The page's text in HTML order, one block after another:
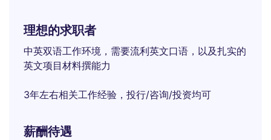
理想的求职者
中英双语工作环境，需要流利英文口语，以及扎实的
英文项目材料撰能力
3年左右相关工作经验，投行/咨询/投资均可
薪酬待遇